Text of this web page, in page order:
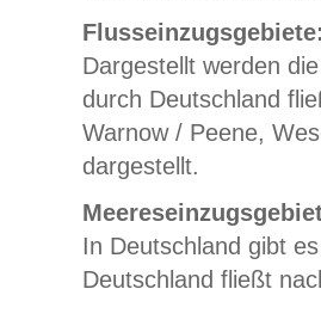
Dargestellt werden
durch Deutschland
Warnow / Peene,
dargestellt.
In Deutschland gibt
Deutschland fließt